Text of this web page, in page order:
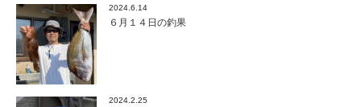
2024.6.14
６月１４日の釣果
2024.2.25